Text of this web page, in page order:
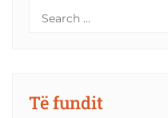
Të fundit